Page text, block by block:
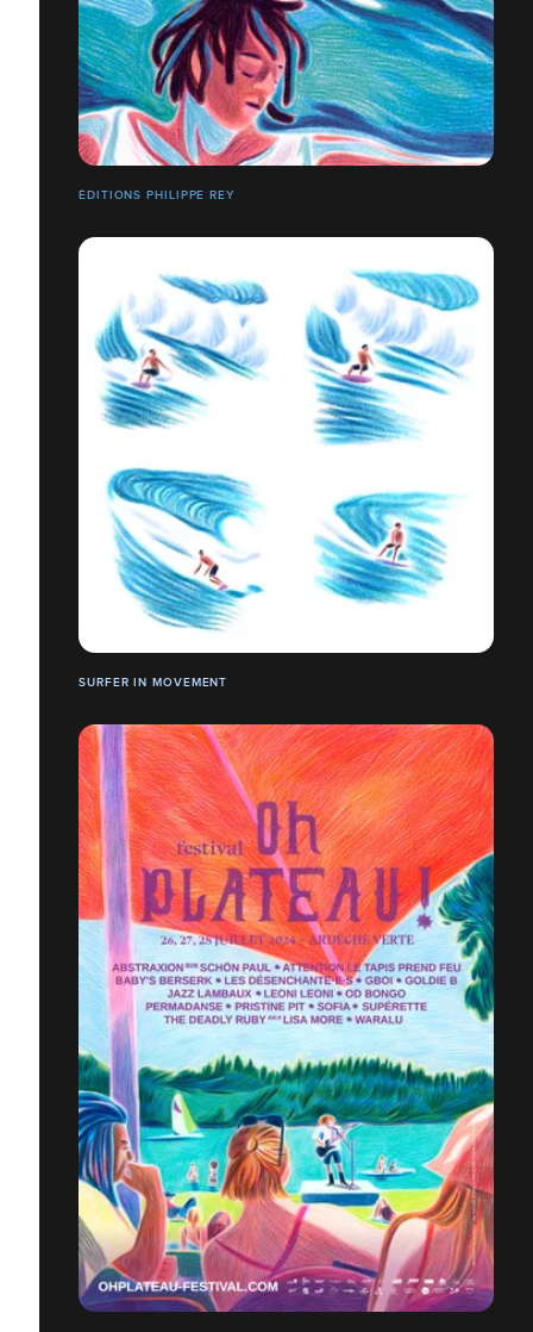
ÉDITIONS PHILIPPE REY
SURFER IN MOVEMENT